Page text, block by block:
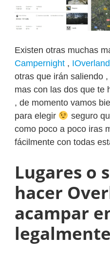
Existen otras muchas
Campernight ,
otras que irán saliendo
mas con las dos que te
, de momento vamos
para elegir
seguro
como poco a poco iras
fácilmente con todas
Lugares o
hacer
acampar